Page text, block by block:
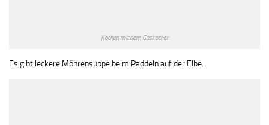
Kochen mit dem Gaskocher
Es gibt leckere Möhrensuppe beim Paddeln auf der Elbe.